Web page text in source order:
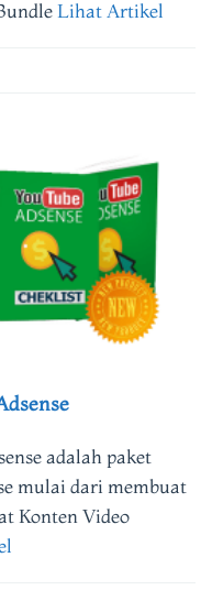
Lihat Artikel
adalah paket
mulai dari membuat
Konten Video